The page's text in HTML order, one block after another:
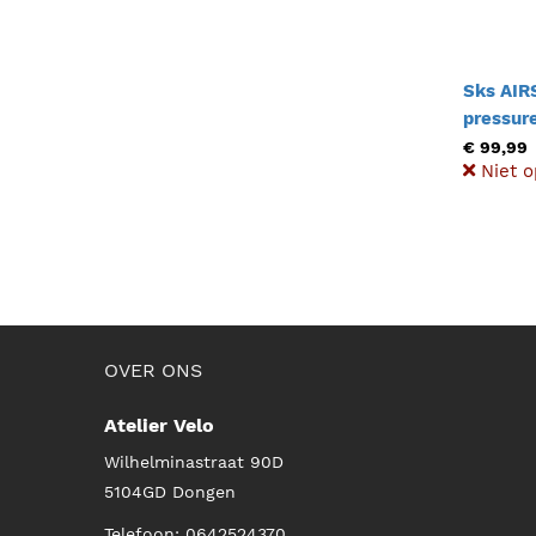
Sks
8.3 BAR
€ 99,99
Niet
OVER ONS
Atelier Velo
Wilhelminastraat 90D
5104GD Dongen